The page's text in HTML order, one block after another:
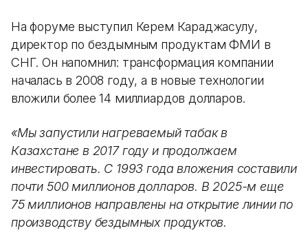
На форуме выступил Керем Караджасулу,
директор по бездымным продуктам ФМИ в
СНГ. Он напомнил: трансформация компании
началась в 2008 году, а в новые технологии
вложили более 14 миллиардов долларов.
«Мы запустили нагреваемый табак в
Казахстане в 2017 году и продолжаем
инвестировать. С 1993 года вложения составили
почти 500 миллионов долларов. В 2025-м еще
75 миллионов направлены на открытие линии по
производству бездымных продуктов.